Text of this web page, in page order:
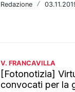
Redazione /
V. FRANCAVILLA
[Fotonotizia]
convocati per la